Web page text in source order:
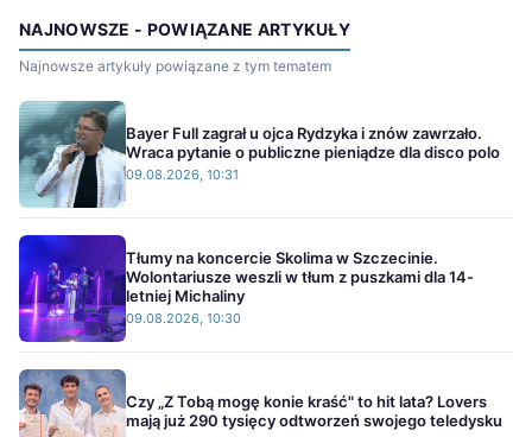
NAJNOWSZE - POWIĄZANE ARTYKUŁY
Najnowsze artykuły powiązane z tym tematem
Bayer Full zagrał u ojca Rydzyka i znów zawrzało.
Wraca pytanie o publiczne pieniądze dla disco polo
09.08.2026, 10:31
Tłumy na koncercie Skolima w Szczecinie.
Wolontariusze weszli w tłum z puszkami dla 14-
letniej Michaliny
09.08.2026, 10:30
Czy „Z Tobą mogę konie kraść" to hit lata? Lovers
mają już 290 tysięcy odtworzeń swojego teledysku